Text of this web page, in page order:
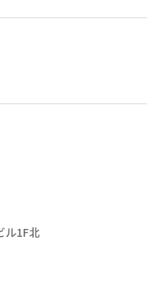
ル1F北